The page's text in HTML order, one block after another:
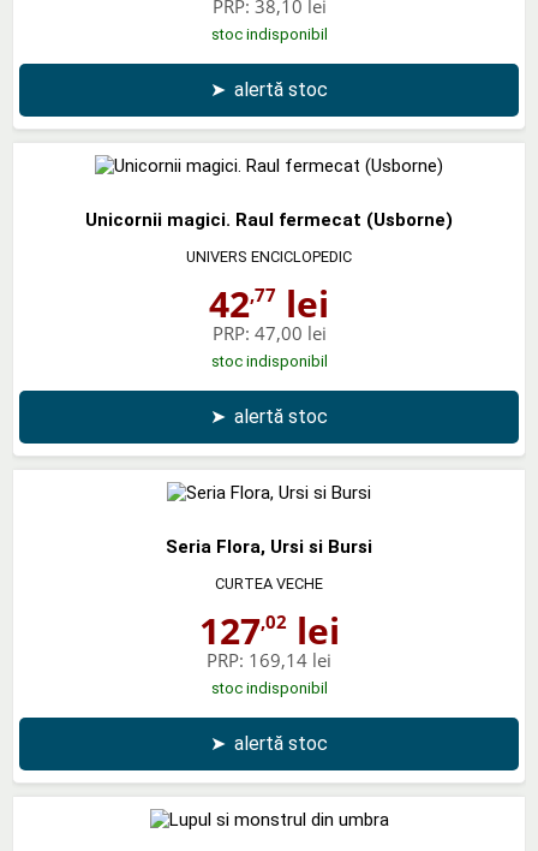
PRP: 38,10 lei
stoc indisponibil
➤ alertă stoc
Unicornii magici. Raul fermecat (Usborne)
UNIVERS ENCICLOPEDIC
42,77 lei
PRP: 47,00 lei
stoc indisponibil
➤ alertă stoc
Seria Flora, Ursi si Bursi
CURTEA VECHE
127,02lei
PRP: 169,14 lei
stoc indisponibil
➤ alertă stoc